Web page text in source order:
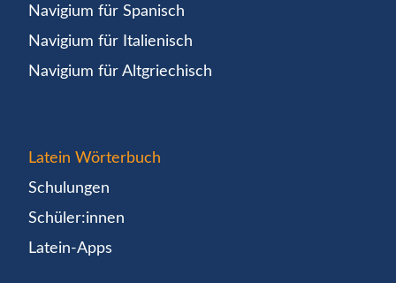
Navigium für Spanisch
Navigium für Italienisch
Navigium für Altgriechisch
Latein Wörterbuch
Schulungen
Schüler:innen
Latein-Apps